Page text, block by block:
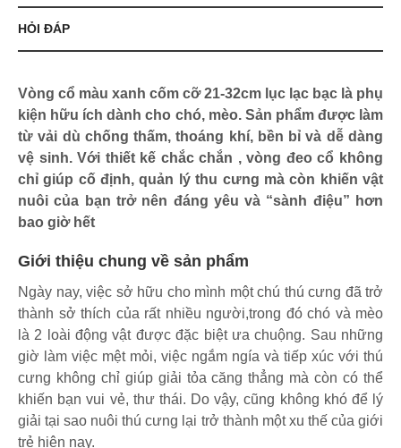
HỎI ĐÁP
Vòng cổ màu xanh cốm cỡ 21-32cm lục lạc bạc là phụ
kiện hữu ích dành cho chó, mèo. Sản phẩm được làm
từ vải dù chống thấm, thoáng khí, bền bỉ và dễ dàng
vệ sinh. Với thiết kế chắc chắn , vòng đeo cổ không
chỉ giúp cố định, quản lý thu cưng mà còn khiến vật
nuôi của bạn trở nên đáng yêu và “sành điệu” hơn
bao giờ hết
Giới thiệu chung về sản phẩm
Ngày nay, việc sở hữu cho mình một chú thú cưng đã trở
thành sở thích của rất nhiều người,trong đó chó và mèo
là 2 loài động vật được đặc biệt ưa chuộng. Sau những
giờ làm việc mệt mỏi, việc ngắm ngía và tiếp xúc với thú
cưng không chỉ giúp giải tỏa căng thẳng mà còn có thể
khiến bạn vui vẻ, thư thái. Do vậy, cũng không khó để lý
giải tại sao nuôi thú cưng lại trở thành một xu thế của giới
trẻ hiện nay.